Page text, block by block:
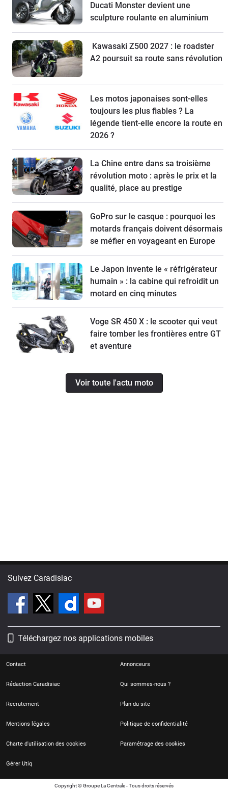
Ducati Monster devient une
sculpture roulante en aluminium
Kawasaki Z500 2027 : le roadster
A2 poursuit sa route sans révolution
Les motos japonaises sont-elles
toujours les plus fiables ? La
légende tient-elle encore la route en
2026 ?
La Chine entre dans sa troisième
révolution moto : après le prix et la
qualité, place au prestige
GoPro sur le casque : pourquoi les
motards français doivent désormais
se méfier en voyageant en Europe
Le Japon invente le « réfrigérateur
humain » : la cabine qui refroidit un
motard en cinq minutes
Voge SR 450 X : le scooter qui veut
faire tomber les frontières entre GT
et aventure
Voir toute l'actu moto
Suivez Caradisiac
Téléchargez nos applications mobiles
Contact Annonceurs
Rédaction Caradisiac Qui sommes-nous ?
Recrutement Plan du site
Mentions légales Politique de confidentialité
Charte d'utilisation des cookies Paramétrage des cookies
Gérer Utiq
Copyright © Groupe La Centrale - Tous droits réservés